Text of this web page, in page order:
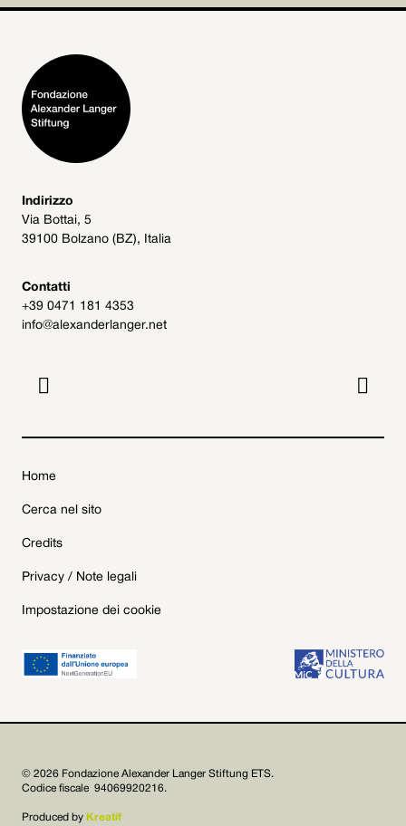
Indirizzo
Via Bottai, 5
39100 Bolzano (BZ), Italia
Contatti
+39 0471 181 4353
info@alexanderlanger.net
 
Home
Cerca nel sito
Credits
Privacy / Note legali
Impostazione dei cookie
© 2026 Fondazione Alexander Langer Stiftung ETS.
Codice fiscale 94069920216.
Produced by Kreatif